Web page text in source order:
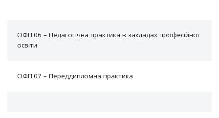
ОФП.06 – Педагогічна практика в закладах професійної
освіти
ОФП.07 – Переддипломна практика